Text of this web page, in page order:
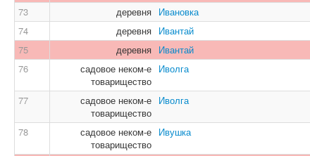
73
деревня Ивановка
74
деревня Ивантай
75
деревня Ивантай
76
садовое неком-е
товарищество
Иволга
77
садовое неком-е
товарищество
Иволга
78
садовое неком-е
товарищество
Ивушка